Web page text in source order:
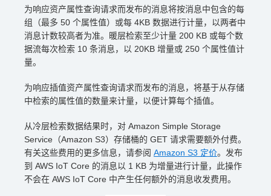
为响应资产属性查询请求而发布的消息将按消息中包含的每
组（最多 50 个属性值）或每 4KB 数据进行计量，以两者中
消息计数较高者为准。暖层检索至少计量 200 KB 或每个数
据流每次检索 10 条消息，以 20KB 增量或 250 个属性值计
量。
为响应插值资产属性查询请求而发布的消息，将基于从存储
中检索的属性值的数量来计量，以便计算每个插值。
从冷层检索数据结果时，对 Amazon Simple Storage
Service（Amazon S3）存储桶的 GET 请求需要额外付费。
有关这些费用的更多信息，请参阅 Amazon S3 定价。发布
到 AWS IoT Core 的消息以 1 KB 为增量进行计量，此操作
不会在 AWS IoT Core 中产生任何额外的消息收发费用。